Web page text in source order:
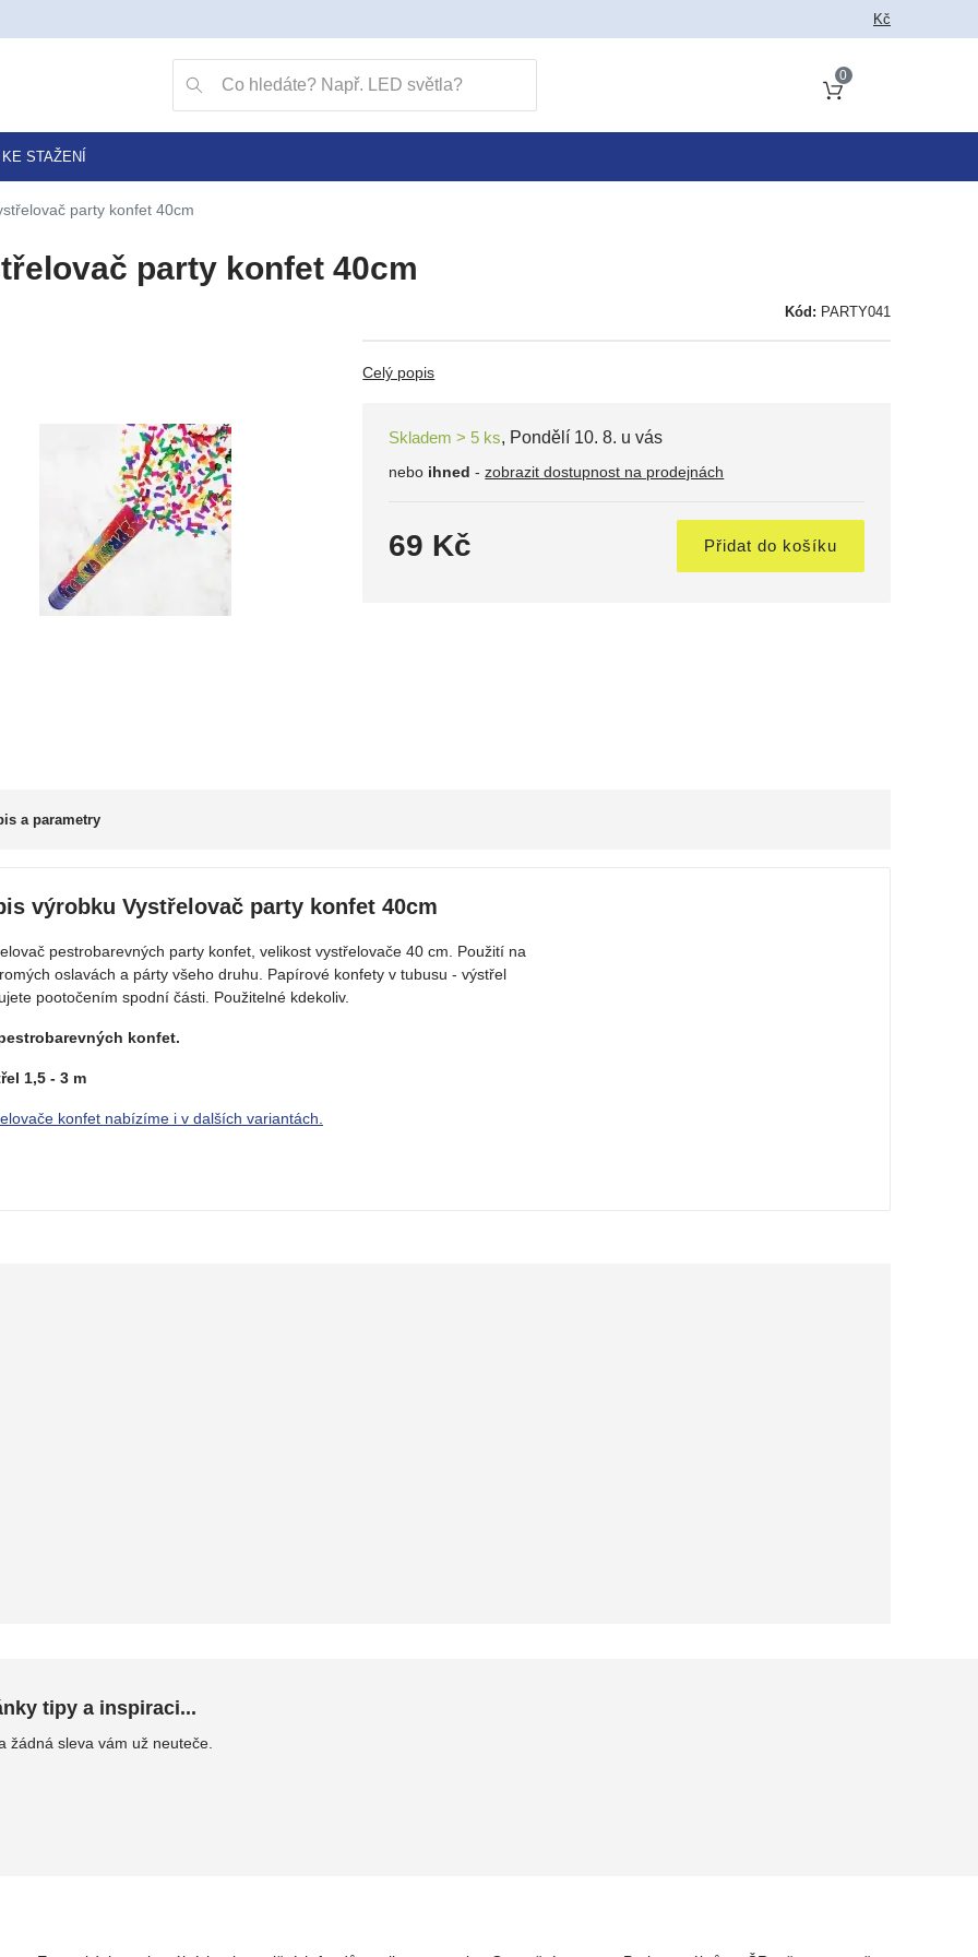
Kč
0
KE STAŽENÍ
party konfet 40cm
party konfet 40cm
Kód: PARTY041
Celý popis
Skladem > 5 ks, Pondělí 10. 8. u vás
nebo ihned -zobrazit dostupnost na prodejnách
69 Kč Přidat do košíku
a parametry
výrobku Vystřelovač party konfet 40cm
pestrobarevných party konfet, velikost vystřelovače 40 cm. Použití na
oslavách a párty všeho druhu. Papírové konfety v tubusu - výstřel
pootočením spodní části. Použitelné kdekoliv.
konfet.
1,5 - 3 m
konfet nabízíme i v dalších variantách.
tipy a inspiraci...
žádná sleva vám už neuteče.